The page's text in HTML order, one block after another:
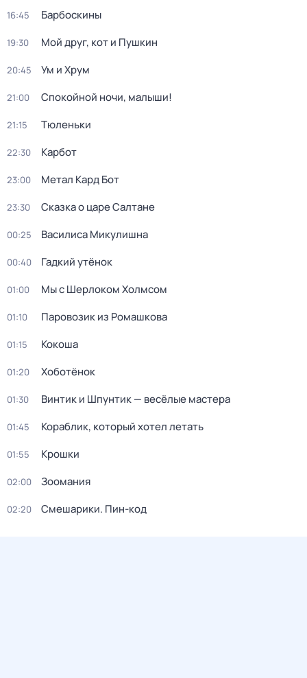
16:45 Барбоскины
19:30 Мой друг, кот и Пушкин
20:45 Ум и Хрум
21:00 Спокойной ночи, малыши!
21:15 Тюленьки
22:30 Карбот
23:00 Метал Кард Бот
23:30 Сказка о царе Салтане
00:25 Василиса Микулишна
00:40 Гадкий утёнок
01:00 Мы с Шерлоком Холмсом
01:10 Паровозик из Ромашкова
01:15 Кокоша
01:20 Хоботёнок
01:30 Винтик и Шпунтик — весёлые мастера
01:45 Кораблик, который хотел летать
01:55 Крошки
02:00 Зоомания
02:20 Смешарики. Пин-код